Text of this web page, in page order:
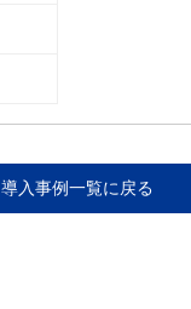
導入事例一覧に戻る